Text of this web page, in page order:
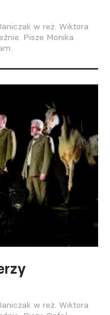
w reż. Wiktora
Pisze Monika
w reż. Wiktora